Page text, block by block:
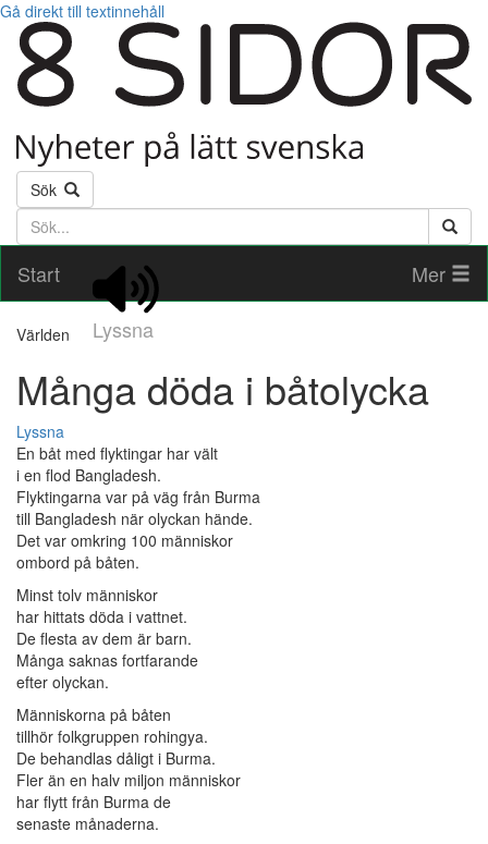
Gå direkt till textinnehåll
Sök
Söktext
Start
Lyssna
Mer
Världen
Många döda i båtolycka
Lyssna
En båt med flyktingar har vält
i en flod Bangladesh.
Flyktingarna var på väg från Burma
till Bangladesh när olyckan hände.
Det var omkring 100 människor
ombord på båten.
Minst tolv människor
har hittats döda i vattnet.
De flesta av dem är barn.
Många saknas fortfarande
efter olyckan.
Människorna på båten
tillhör folkgruppen rohingya.
De behandlas dåligt i Burma.
Fler än en halv miljon människor
har flytt från Burma de
senaste månaderna.